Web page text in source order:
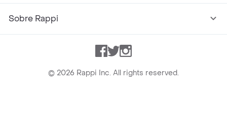
Sobre Rappi
Facebook
TwitterInstagram
© 2026 Rappi Inc. All rights reserved.